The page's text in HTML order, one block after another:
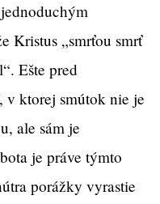
Kristus „smrťou smrť
Ešte pred
v ktorej smútok nie je
ale sám je
je práve týmto
porážky vyrastie